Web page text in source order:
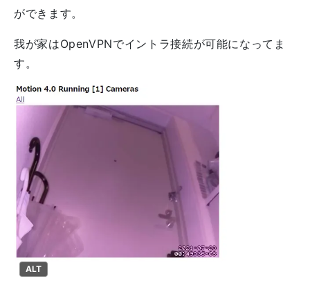
ができます。
我が家はOpenVPNでイントラ接続が可能になってま
す。
ALT